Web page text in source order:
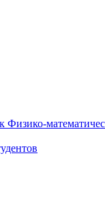
Физико-